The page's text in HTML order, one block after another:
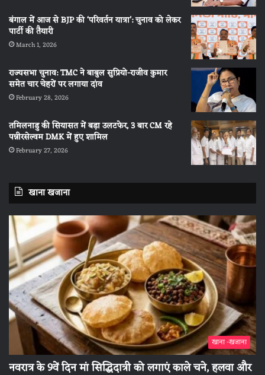
बंगाल में आज से BJP की ‘परिवर्तन यात्रा’: चुनाव को लेकर
पार्टी की तैयारी
March 1, 2026
राज्यसभा चुनाव: TMC ने बाबुल सुप्रियो-राजीव कुमार
समेत चार चेहरों पर लगाया दांव
February 28, 2026
तमिलनाडु की सियासत में बड़ा उलटफेर, 3 बार CM रहे
पन्नीरसेल्वम DMK में हुए शामिल
February 27, 2026
खाना खजाना
खाना -खजाना
नवरात्र के 9वें दिन मां सिद्धिदात्री को लगाएं काले चने, हलवा और